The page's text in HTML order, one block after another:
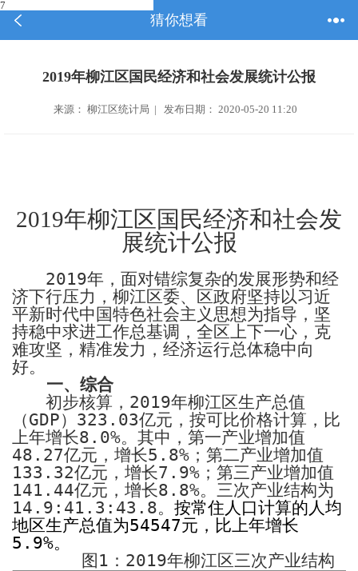
猜你想看
2019年柳江区国民经济和社会发展统计公报
来源： 柳江区统计局 | 发布日期： 2020-05-20 11:20
2019年柳江区国民经济和社会发
展统计公报
2019年，面对错综复杂的发展形势和经
济下行压力，柳江区委、区政府坚持以习近
平新时代中国特色社会主义思想为指导，坚
持稳中求进工作总基调，全区上下一心，克
难攻坚，精准发力，经济运行总体稳中向
好。
一、综合
初步核算， 2019年柳江区生产总值
（GDP） 323.03亿元，按可比价格计算，比
上年增长8.0%。 其中， 第一产业增加值
48.27亿元，增长5.8% ；第二产业增加值
133.32亿元，增长7.9% ；第三产业增加值
141.44亿元，增长8.8%。三次产业结构为
14.9:41.3:43.8。 按常住人口计算的人均
地区生产总值为54547元，比上年增长
5.9%。
图1 ： 2019年柳江区三次产业结构
7